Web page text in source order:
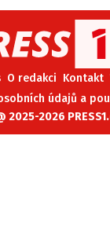
O redakci Kontakt
údajů a
2025-2026